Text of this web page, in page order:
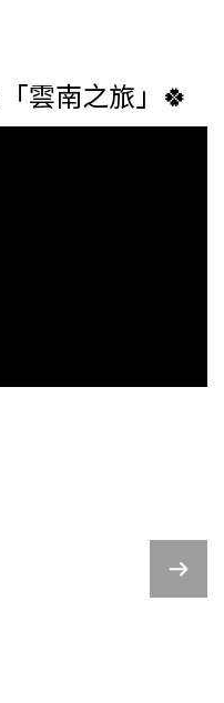
雲南之旅」🍀